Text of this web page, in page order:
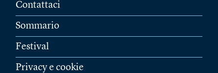
Contattaci
Sommario
Festival
Privacy e cookie